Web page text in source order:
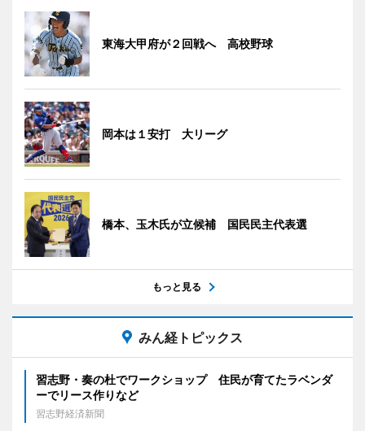
東海大甲府が２回戦へ 高校野球
岡本は１安打 大リーグ
橋本、玉木氏が立候補 国民民主代表選
もっと見る
みん経トピックス
習志野・奏の杜でワークショップ 住民が育てたラベンダ
ーでリース作りなど
習志野経済新聞